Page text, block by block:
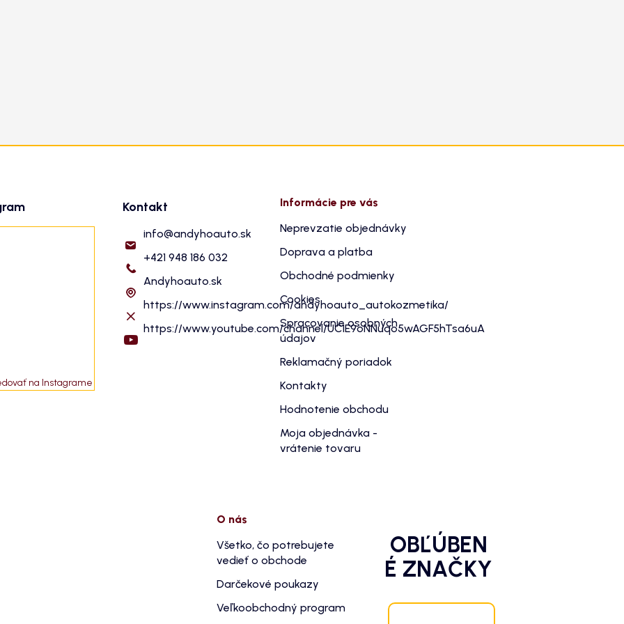
na Instagrame
Kontakt
info@andyhoauto.sk
+421 948 186 032
Andyhoauto.sk
https://www.instagram.com/andyhoauto_autokozmetika/
https://www.youtube.com/channel/UC1E9oNNuqo5wAGF5hTsa6uA
Informácie pre vás
Neprevzatie objednávky
Doprava a platba
Obchodné podmienky
Cookies
Spracovanie osobných
údajov
Reklamačný poriadok
Kontakty
Hodnotenie obchodu
Moja objednávka -
vrátenie tovaru
O nás
Všetko, čo potrebujete
vedieť o obchode
Darčekové poukazy
Veľkoobchodný program
OBĽÚBEN
É ZNAČKY